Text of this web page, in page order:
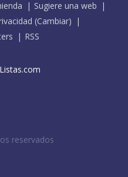
Sugiere una web
(Cambiar)
RSS
reservados